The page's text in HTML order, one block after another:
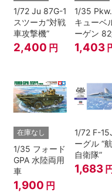
1/72 Ju 87G-1
スツーカ“対戦
車攻撃機”
2,400 円
1/35
キューベ
ーゲン
1,403
在庫なし
1/35 フォード
GPA 水陸両用
車
1,900 円
1/72 F-
ーグル “
自衛隊”
1,683 円